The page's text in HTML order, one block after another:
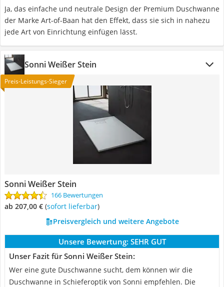
Ja, das einfache und neutrale Design der Premium Duschwanne
der Marke Art-of-Baan hat den Effekt, dass sie sich in nahezu
jede Art von Einrichtung einfügen lässt.
Sonni Weißer Stein
Preis-Leistungs-Sieger
Sonni Weißer Stein
166 Bewertungen
ab 207,00 € ( Sofort lieferbar)
Preisvergleich und weitere Angebote
Unsere Bewertung: SEHR GUT
Unser Fazit für Sonni Weißer Stein:
Wer eine gute Duschwanne sucht, dem können wir die
Duschwanne in Schieferoptik von Sonni empfehlen. Die